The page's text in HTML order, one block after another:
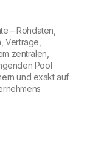
– Rohdaten,
Verträge,
zentralen,
Pool
und exakt auf